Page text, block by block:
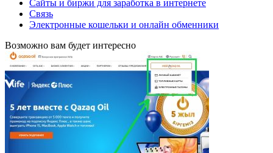
Сайты и биржи для заработка в интернете
Связь
Электронные кошельки и онлайн обменники
Возможно вам будет интересно